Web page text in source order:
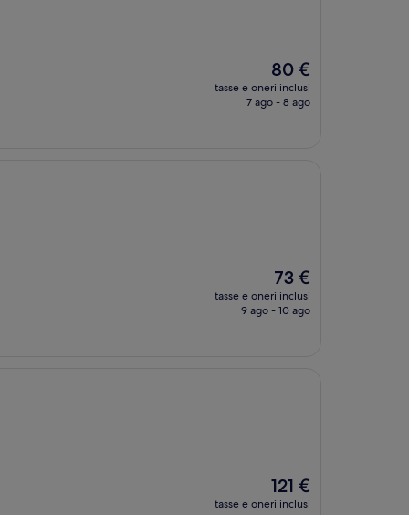
Il
prezzo
attuale
80 €
tasse e oneri inclusi
7 ago - 8 ago
Il
prezzo
attuale
73 €
tasse e oneri inclusi
9 ago - 10 ago
Il
prezzo
121 €
tasse e oneri inclusi